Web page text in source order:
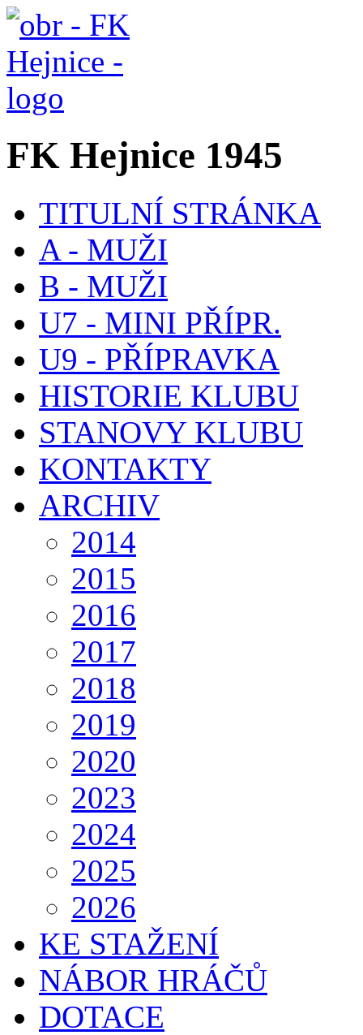
FK Hejnice 1945
TITULNÍ STRÁNKA
A - MUŽI
B - MUŽI
U7 - MINI PŘÍPR.
U9 - PŘÍPRAVKA
HISTORIE KLUBU
STANOVY KLUBU
KONTAKTY
ARCHIV
2014
2015
2016
2017
2018
2019
2020
2023
2024
2025
2026
KE STAŽENÍ
NÁBOR HRÁČŮ
DOTACE